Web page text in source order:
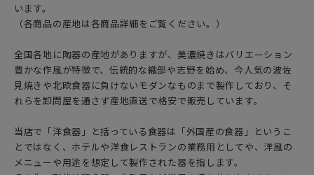
います。
（各商品の産地は各商品詳細をご覧ください。）
全国各地に陶器の産地がありますが、美濃焼きはバリエーション
豊かな作風が特徴で、伝統的な織部や志野を始め、今人気の波佐
見焼きや北欧食器に負けないモダンなものまで製作しており、そ
れらを卸問屋を通さず産地直送で格安で販売しています。
当店で「洋食器」と括っている食器は「外国産の食器」というこ
とではなく、ホテルや洋食レストランの業務用としてや、洋風の
メニューや用途を想定して製作された器を指します。